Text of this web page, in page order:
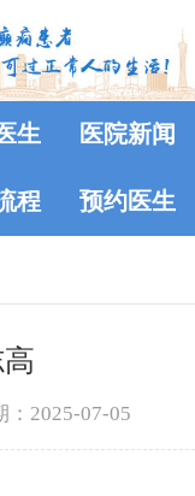
生 医院新闻
程 预约医生
：2025-07-05